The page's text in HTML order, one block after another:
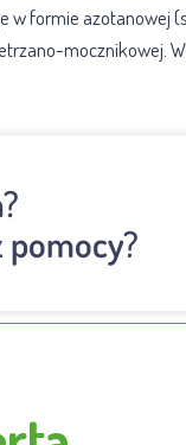
w formie azotanowej
mocznikowej.
pomocy?